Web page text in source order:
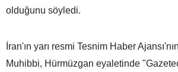
olduğunu söyledi.
İran'ın yarı resmi Tesnim Haber
Muhibbi, Hürmüzgan eyaletinde